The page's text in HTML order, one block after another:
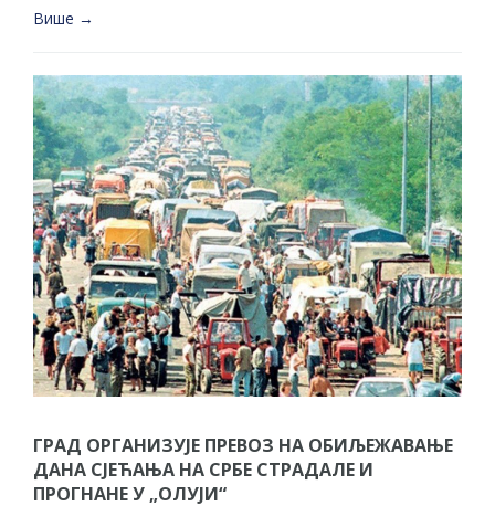
Више →
ГРАД ОРГАНИЗУЈЕ ПРЕВОЗ НА ОБИЉЕЖАВАЊЕ
ДАНА СЈЕЋАЊА НА СРБЕ СТРАДАЛЕ И
ПРОГНАНЕ У „ОЛУЈИ“